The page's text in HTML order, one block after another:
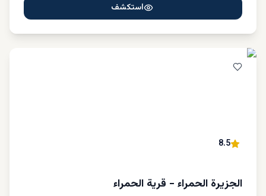
استكشف
8.5
الجزيرة الحمراء - قرية الحمراء